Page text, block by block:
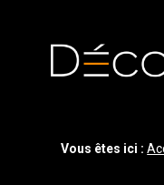
Vous êtes ici :